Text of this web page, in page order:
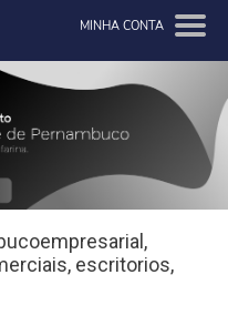
MINHA CONTA
escritorios,